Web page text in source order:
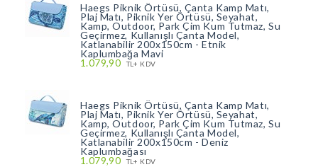
Haegs Piknik Örtüsü, Çanta Kamp Matı,
Plaj Matı, Piknik Yer Örtüsü, Seyahat,
Kamp, Outdoor, Park Çim Kum Tutmaz, Su
Geçirmez, Kullanışlı Çanta Model,
Katlanabilir 200x150cm - Etnik
Kaplumbağa Mavi
1.079,90 TL+ KDV
Haegs Piknik Örtüsü, Çanta Kamp Matı,
Plaj Matı, Piknik Yer Örtüsü, Seyahat,
Kamp, Outdoor, Park Çim Kum Tutmaz, Su
Geçirmez, Kullanışlı Çanta Model,
Katlanabilir 200x150cm - Deniz
Kaplumbağası
1.079,90 TL+ KDV